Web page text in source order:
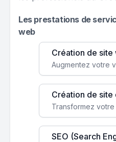
Les prestations de
web
Création de site
Création de
SEO (Search